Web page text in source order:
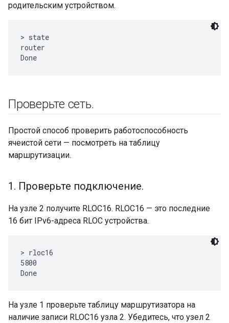
родительским устройством.
> state
router
Проверьте сеть.
Простой способ проверить работоспособность
ячеистой сети — посмотреть на таблицу
маршрутизации.
1 . Проверьте подключение.
На узле 2 получите RLOC16. RLOC16 — это последние
16 бит IPv6-адреса RLOC устройства.
> rloc16
5800
На узле 1 проверьте таблицу маршрутизатора на
наличие записи RLOC16 узла 2. Убедитесь, что узел 2